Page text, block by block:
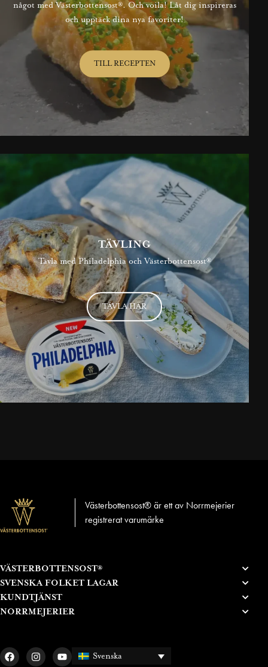
något med Västerbottensost®. Och voila! Låt dig inspireras
och upptäck dina nya favoriter!
TILL RECEPTEN
TÄVLING
Tävla med Philadelphia och Västerbottensost®
TÄVLA HÄR
VÄSTERBOTTENSOST®
SVENSKA FOLKET LAGAR
KUNDTJÄNST
NORRMEJERIER
Västerbottensost® är ett av Norrmejerier
registrerat varumärke
Svenska